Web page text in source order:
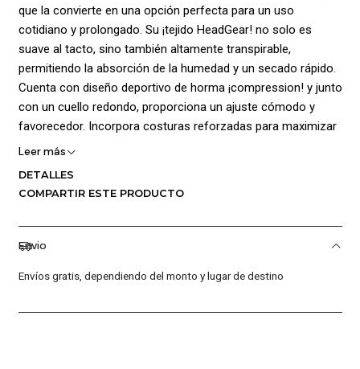
que la convierte en una opción perfecta para un uso
cotidiano y prolongado. Su ¡tejido HeadGear! no solo es
suave al tacto, sino también altamente transpirable,
permitiendo la absorción de la humedad y un secado rápido.
Cuenta con diseño deportivo de horma ¡compression! y junto
con un cuello redondo, proporciona un ajuste cómodo y
favorecedor. Incorpora costuras reforzadas para maximizar
la durabilidad de la prenda, asegurando que se mantenga en
toque de sofisticación y originalidad a la prenda, permitiendo
que destaque en cualquier ocasión. Composición 100%
Leer más
DETALLES
COMPARTIR ESTE PRODUCTO
Envio
Envíos gratis, dependiendo del monto y lugar de destino